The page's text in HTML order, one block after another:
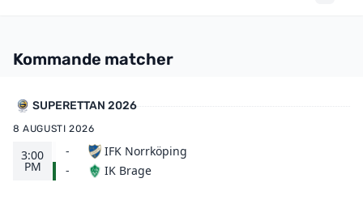
Kommande matcher
SUPERETTAN 2026
8 AUGUSTI 2026
3:00
PM
-
-
IFK Norrköping
IK Brage